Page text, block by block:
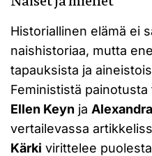
Historiallinen elämä ei
naishistoriaa, mutta
tapauksista ja
Feminististä painotusta
Ellen Keyn ja
vertailevassa
Kärki virittelee